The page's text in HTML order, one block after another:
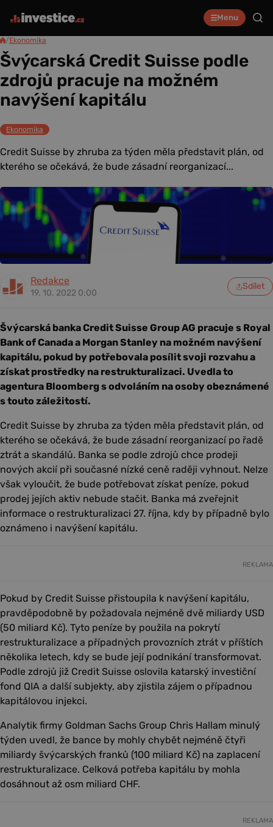
Menu
/Ekonomika
Švýcarská Credit Suisse podle
zdrojů pracuje na možném
navýšení kapitálu
Ekonomika
Credit Suisse by zhruba za týden měla představit plán, od
kterého se očekává, že bude zásadní reorganizací...
Redakce
19. 10. 2022 0:00
Sdílet
Švýcarská banka Credit Suisse Group AG pracuje s Royal
Bank of Canada a Morgan Stanley na možném navýšení
kapitálu, pokud by potřebovala posílit svoji rozvahu a
získat prostředky na restrukturalizaci. Uvedla to
agentura Bloomberg s odvoláním na osoby obeznámené
s touto záležitostí.
Credit Suisse by zhruba za týden měla představit plán, od
kterého se očekává, že bude zásadní reorganizací po řadě
ztrát a skandálů. Banka se podle zdrojů chce prodeji
nových akcií při současné nízké ceně raději vyhnout. Nelze
však vyloučit, že bude potřebovat získat peníze, pokud
prodej jejích aktiv nebude stačit. Banka má zveřejnit
informace o restrukturalizaci 27. října, kdy by případně bylo
oznámeno i navýšení kapitálu.
REKLAMA
Pokud by Credit Suisse přistoupila k navýšení kapitálu,
pravděpodobně by požadovala nejméně dvě miliardy USD
(50 miliard Kč). Tyto peníze by použila na pokrytí
restrukturalizace a případných provozních ztrát v příštích
několika letech, kdy se bude její podnikání transformovat.
Podle zdrojů již Credit Suisse oslovila katarský investiční
fond QIA a další subjekty, aby zjistila zájem o případnou
kapitálovou injekci.
Analytik firmy Goldman Sachs Group Chris Hallam minulý
týden uvedl, že bance by mohly chybět nejméně čtyři
miliardy švýcarských franků (100 miliard Kč) na zaplacení
restrukturalizace. Celková potřeba kapitálu by mohla
dosáhnout až osm miliard CHF.
REKLAMA